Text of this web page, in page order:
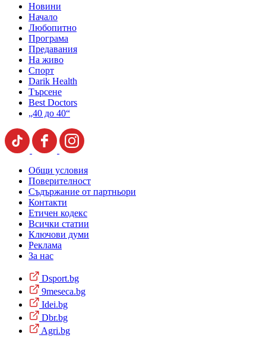
Новини
Начало
Любопитно
Програма
Предавания
На живо
Спорт
Darik Health
Търсене
Best Doctors
„40 до 40“
Общи условия
Поверителност
Съдържание от партньори
Контакти
Етичен кодекс
Всички статии
Ключови думи
Реклама
За нас
Dsport.bg
9meseca.bg
Idei.bg
Dbr.bg
Agri.bg